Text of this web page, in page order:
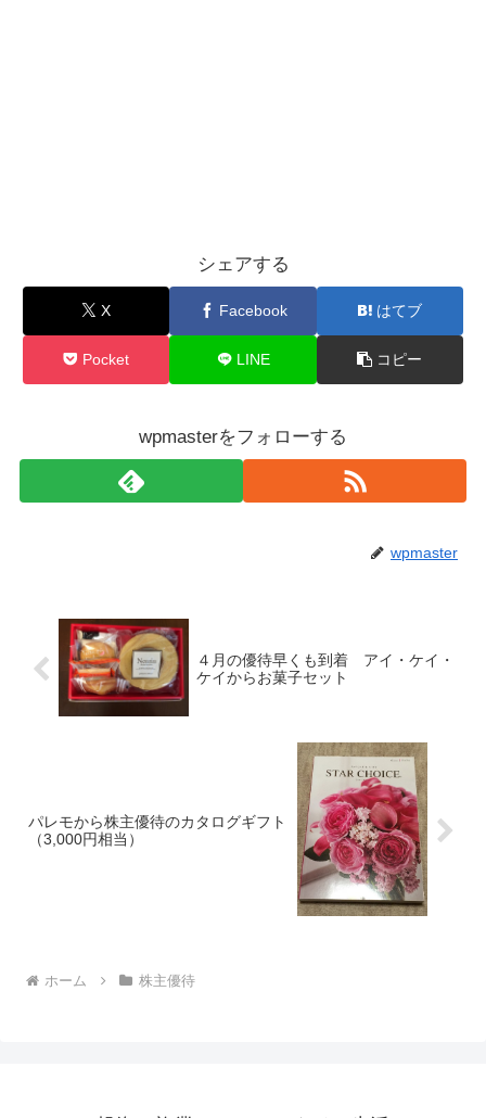
シェアする
X Facebook はてブ
Pocket LINE コピー
wpmasterをフォローする
wpmaster
４月の優待早くも到着 アイ・ケイ・
ケイからお菓子セット
パレモから株主優待のカタログギフト
（3,000円相当）
ホーム 株主優待